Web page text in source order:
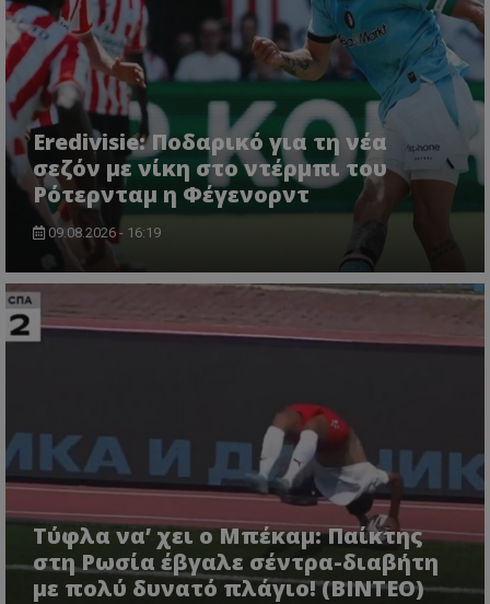
Eredivisie: Ποδαρικό για τη νέα
σεζόν με νίκη στο ντέρμπι του
Ρότερνταμ η Φέγενορντ
09.08.2026 - 16:19
Τύφλα να’ χει ο Μπέκαμ: Παίκτης
στη Ρωσία έβγαλε σέντρα-διαβήτη
με πολύ δυνατό πλάγιο! (ΒΙΝΤΕΟ)